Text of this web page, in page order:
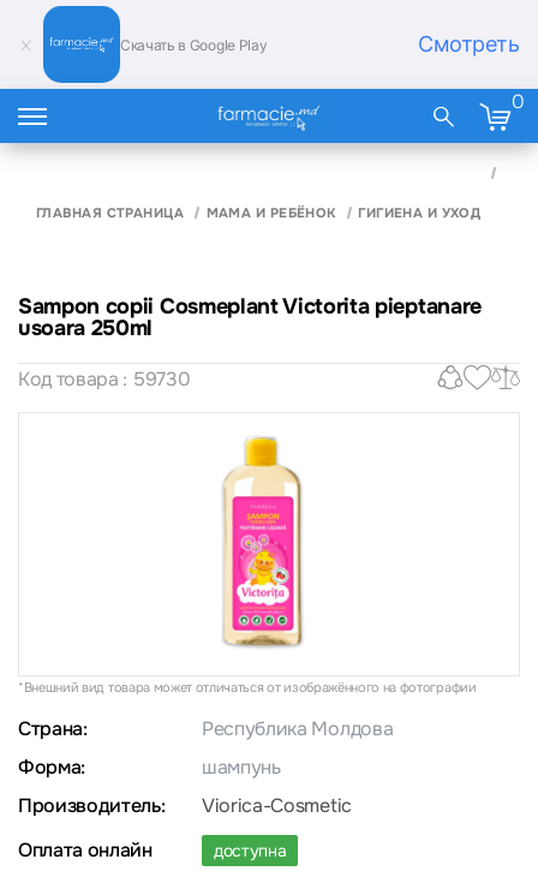
Скачать в Google Play Смотреть
0
ГЛАВНАЯ СТРАНИЦА МАМА И РЕБЁНОК ГИГИЕНА И УХОД
Sampon copii Cosmeplant Victorita pieptanare
usoara 250ml
Код товара : 59730
*Внешний вид товара может отличаться от изображённого на фотографии
Страна:
Республика Молдова
Форма:
шампунь
Производитель:
Viorica-Cosmetic
Оплата онлайн
доступна